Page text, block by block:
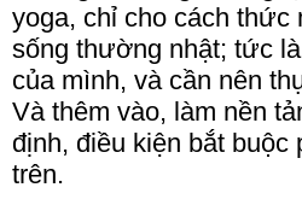
yoga, chỉ cho cách thức
sống thường nhật; tức
của mình, và cần nên
Và thêm vào, làm nền
định, điều kiện bắt
trên.